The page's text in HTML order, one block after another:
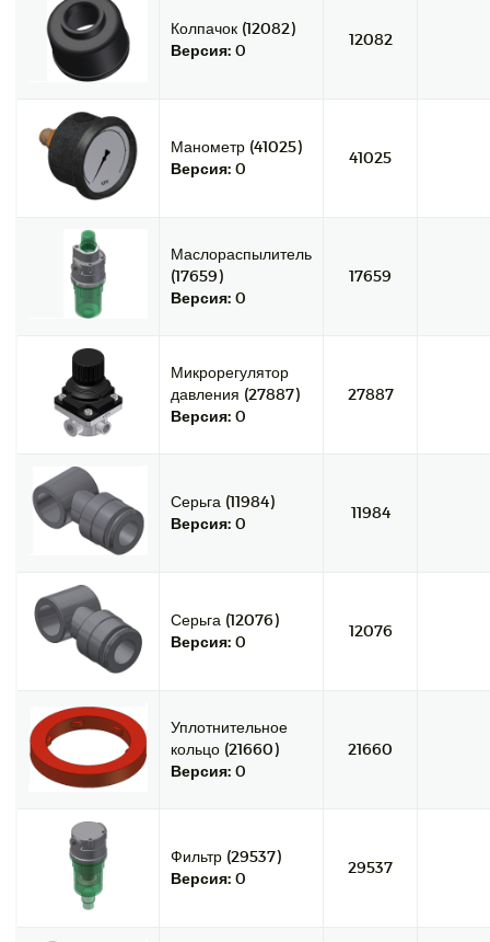
Колпачок (12082)
Версия: 0
12082
Манометр (41025)
Версия: 0
41025
Маслораспылитель
(17659)
Версия: 0
17659
Микрорегулятор
давления (27887)
Версия: 0
27887
Серьга (11984)
Версия: 0
11984
Серьга (12076)
Версия: 0
12076
Уплотнительное
кольцо (21660)
Версия: 0
21660
Фильтр (29537)
Версия: 0
29537